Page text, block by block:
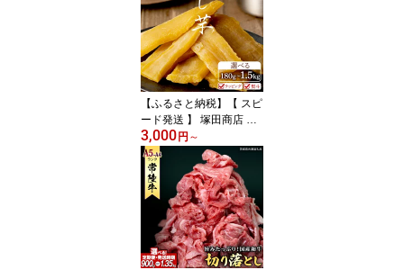
kg 30kg ＼ 選べる発送時
期 ／令和7年産 定期便 茨
城県つくばみらい市産 ｜
米 コメ 単一米 7500 850
0 14000 16000 コスパ
茨城県産 国産 単一原料
米【ふるさと納税】【 スピ
ード発送 】 塚田商店 干
し芋 標準品 180g 1kg 1.
5kg 熨斗 ラッピング 定
期便 スピード配送 茨城
県産 紅はるか ほしいも
いも 芋 さつまいも さつ
ま芋 茨城 べにはるか お
菓子 おやつ スイーツ 塚
田商店 マツコの知らない
世界 スーパーツカダ
3,000円 ～